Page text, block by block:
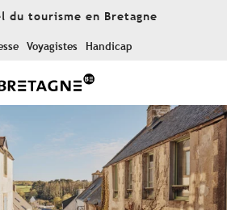
du tourisme en Bretagne
Voyagistes Handicap